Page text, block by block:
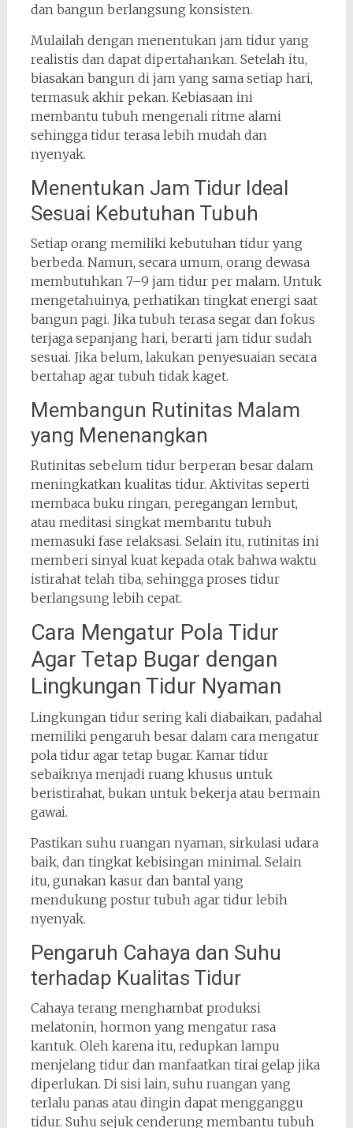
dan bangun berlangsung konsisten.
Mulailah dengan menentukan jam tidur yang
realistis dan dapat dipertahankan. Setelah itu,
biasakan bangun di jam yang sama setiap hari,
termasuk akhir pekan. Kebiasaan ini
membantu tubuh mengenali ritme alami
sehingga tidur terasa lebih mudah dan
nyenyak.
Menentukan Jam Tidur Ideal
Sesuai Kebutuhan Tubuh
Setiap orang memiliki kebutuhan tidur yang
berbeda. Namun, secara umum, orang dewasa
membutuhkan 7–9 jam tidur per malam. Untuk
mengetahuinya, perhatikan tingkat energi saat
bangun pagi. Jika tubuh terasa segar dan fokus
terjaga sepanjang hari, berarti jam tidur sudah
sesuai. Jika belum, lakukan penyesuaian secara
bertahap agar tubuh tidak kaget.
Membangun Rutinitas Malam
yang Menenangkan
Rutinitas sebelum tidur berperan besar dalam
meningkatkan kualitas tidur. Aktivitas seperti
membaca buku ringan, peregangan lembut,
atau meditasi singkat membantu tubuh
memasuki fase relaksasi. Selain itu, rutinitas ini
memberi sinyal kuat kepada otak bahwa waktu
istirahat telah tiba, sehingga proses tidur
berlangsung lebih cepat.
Cara Mengatur Pola Tidur
Agar Tetap Bugar dengan
Lingkungan Tidur Nyaman
Lingkungan tidur sering kali diabaikan, padahal
memiliki pengaruh besar dalam cara mengatur
pola tidur agar tetap bugar. Kamar tidur
sebaiknya menjadi ruang khusus untuk
beristirahat, bukan untuk bekerja atau bermain
gawai.
Pastikan suhu ruangan nyaman, sirkulasi udara
baik, dan tingkat kebisingan minimal. Selain
itu, gunakan kasur dan bantal yang
mendukung postur tubuh agar tidur lebih
nyenyak.
Pengaruh Cahaya dan Suhu
terhadap Kualitas Tidur
Cahaya terang menghambat produksi
melatonin, hormon yang mengatur rasa
kantuk. Oleh karena itu, redupkan lampu
menjelang tidur dan manfaatkan tirai gelap jika
diperlukan. Di sisi lain, suhu ruangan yang
terlalu panas atau dingin dapat mengganggu
tidur. Suhu sejuk cenderung membantu tubuh